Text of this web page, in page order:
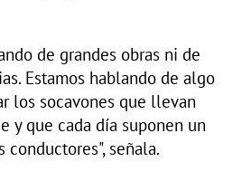
de grandes obras ni de
Estamos hablando de algo
los socavones que llevan
y que cada día suponen un
conductores", señala.